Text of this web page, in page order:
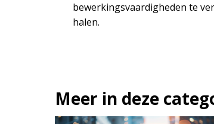
bewerkingsvaardigheden te
halen.
Meer in deze